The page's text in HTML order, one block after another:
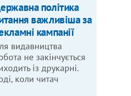
політика
важливіша за
кампанії
видавництва
не закінчується
із друкарні.
коли читач